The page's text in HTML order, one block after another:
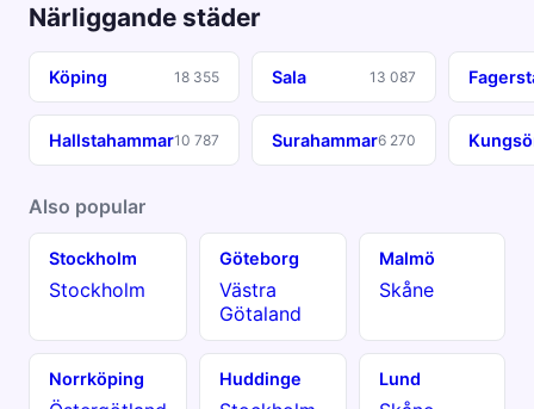
Närliggande städer
Köping 18 355 Sala 13 087
Hallstahammar10 787 Surahammar6 270
Also popular
Stockholm
Stockholm
Göteborg
Västra
Götaland
Malmö
Skåne
Norrköping Huddinge Lund